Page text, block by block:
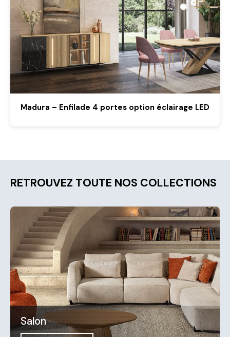
Madura – Enfilade 4 portes option éclairage LED
RETROUVEZ TOUTE NOS COLLECTIONS
Salon